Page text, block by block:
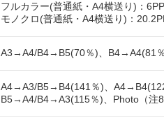
フルカラー(普通紙・A4横送り)：
モノクロ(普通紙・A4横送り)：
A3→A4/B4→B5(70％)、B4→A4(81
A4→A3/B5→B4(141％)、
B5→A4/B4→A3(115％)、Photo（注